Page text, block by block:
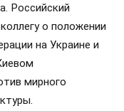
Российский
о положении
на Украине и
мирного